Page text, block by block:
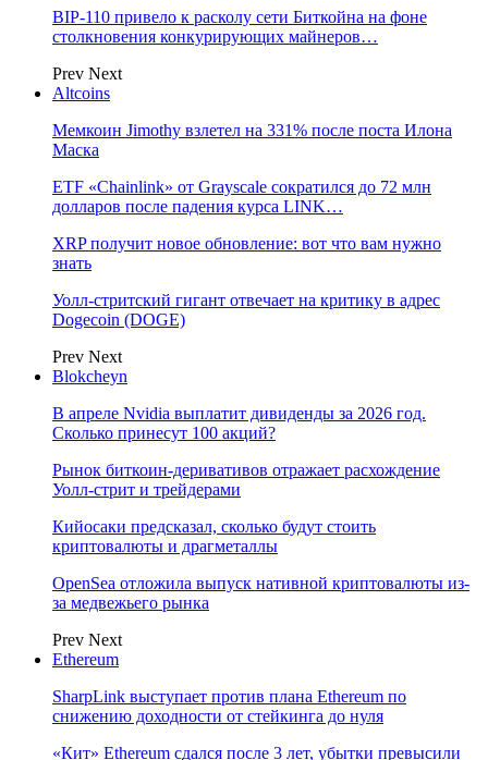
BIP-110 привело к расколу сети Биткойна на фоне
столкновения конкурирующих майнеров…
Prev Next
Altcoins
Мемкоин Jimothy взлетел на 331% после поста Илона
Маска
ETF «Chainlink» от Grayscale сократился до 72 млн
долларов после падения курса LINK…
XRP получит новое обновление: вот что вам нужно
знать
Уолл-стритский гигант отвечает на критику в адрес
Dogecoin (DOGE)
Prev Next
Blokcheyn
В апреле Nvidia выплатит дивиденды за 2026 год.
Сколько принесут 100 акций?
Рынок биткоин-деривативов отражает расхождение
Уолл-стрит и трейдерами
Кийосаки предсказал, сколько будут стоить
криптовалюты и драгметаллы
OpenSea отложила выпуск нативной криптовалюты из-
за медвежьего рынка
Prev Next
Ethereum
SharpLink выступает против плана Ethereum по
снижению доходности от стейкинга до нуля
«Кит» Ethereum сдался после 3 лет, убытки превысили